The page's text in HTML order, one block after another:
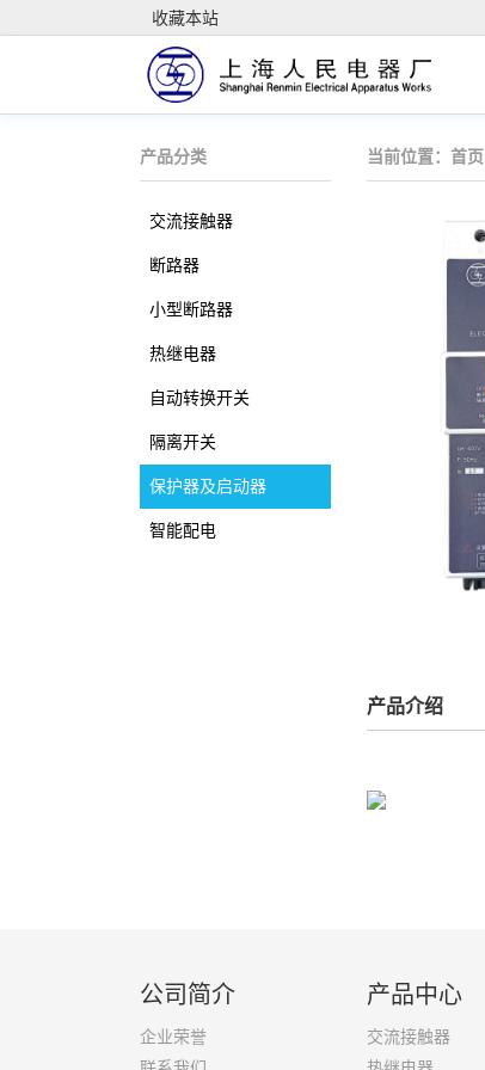
收藏本站
产品分类
交流接触器
断路器
小型断路器
热继电器
自动转换开关
隔离开关
保护器及启动器
智能配电
当前位置： 首页
产品介绍
公司简介
企业荣誉
产品中心
交流接触器